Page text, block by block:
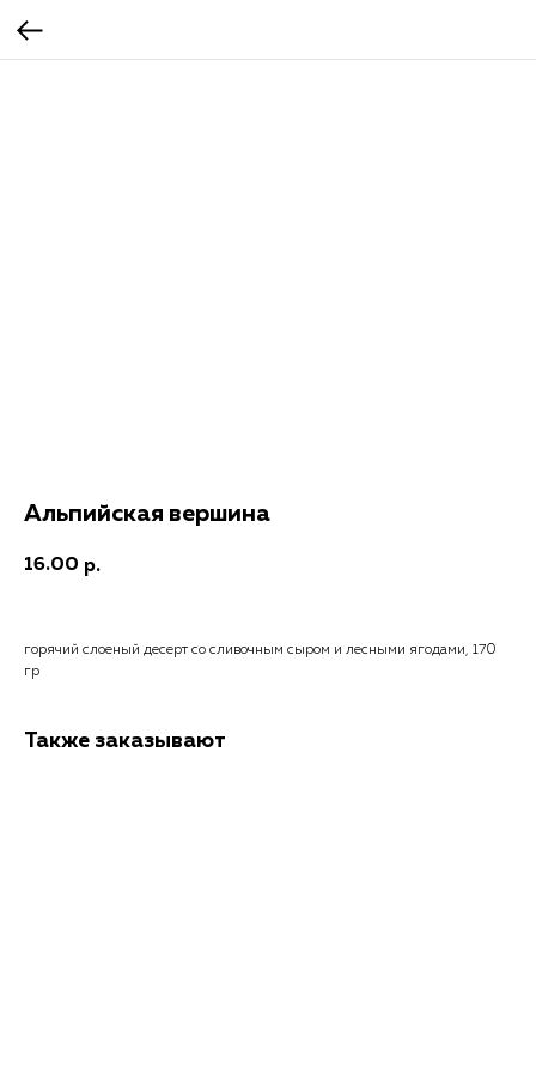
Альпийская вершина
16.00 р.
горячий слоеный десерт со сливочным сыром и лесными ягодами, 170
гр
Также заказывают